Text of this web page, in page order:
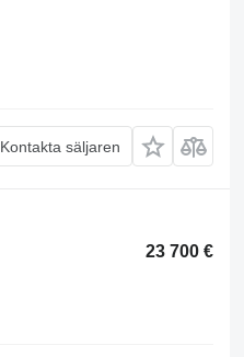
Kontakta säljaren
23 700 €